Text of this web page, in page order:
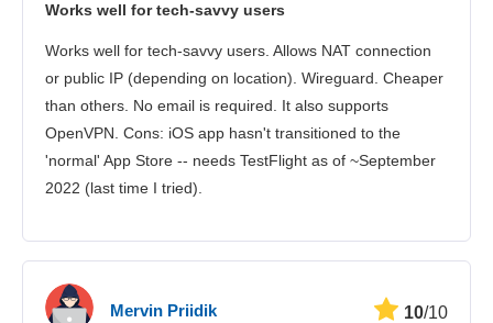
Sikkerhet
Kundestøtte
Works well for tech-savvy users
Works well for tech-savvy users. Allows NAT connection
or public IP (depending on location). Wireguard. Cheaper
than others. No email is required. It also supports
OpenVPN. Cons: iOS app hasn't transitioned to the
'normal' App Store -- needs TestFlight as of ~September
2022 (last time I tried).
Mervin Priidik 10/10